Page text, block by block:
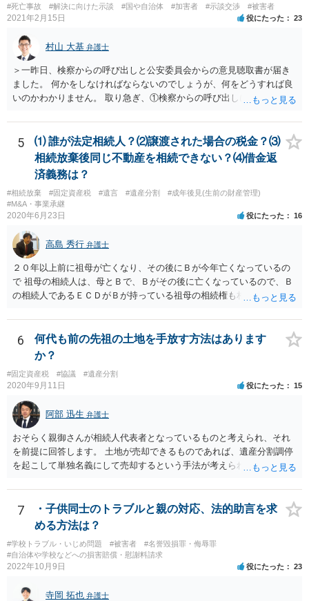
ルを遵守するドライバーになってほしいと期待しています。
#死亡事故 #解決に向けた示談 #国や自治体 #加害者 #示談交渉 #被害者
2021年2月15日 役にたった 23
村山 大基 弁護士
＞一昨日、検察からの呼び出しと公安委員会からの意見聴取書が届き
ました。 何かをしなければならないのでしょうが、何をどうすれば良
いのかわかりません。 取り急ぎ、①検察からの呼び出しにはきちんと
いいと思います。 ＞示談と刑事の両方を相談できる弁護士の先生をさ
がしております。 ネットでさがすとあまりの多さに戸惑っておりま
す。 どの方にお願いしても同じなのでしょうか。 話してみた感じや説
明など、いろいろ考慮して判断することになります。 書類が届いたば
かりで不安でしょうから、どこかしら相談に行ってみると良いと思い
ます。 複数の弁護士に相談されて決められるケースもありますし、は
じめに相談したところで依頼しなければならないわけではありませ
ん。
5
⑴ 誰が法定相続人？⑵譲渡された場合の税金？⑶
相続放棄後同じ不動産を相続できない？⑷借金返
済義務は？
#相続放棄 #固定資産税 #遺言 #遺産分割
#成年後見(生前の財産管理)
#M&A・事業承継
2020年6月23日 役にたった 16
高島 秀行 弁護士
２０年以上前に祖母が亡くなり、その後にＢが今年亡くなっているの
で 祖母の相続人は、母とＢで、Ｂがその後に亡くなっているので、Ｂ
の相続人であるＥＣＤがＢが持っている祖母の相続権も相続すること
Ｅも行う必要があります。 Ｂの配偶者であるＥは常にＢの相続人とな
ります。
6
何代も前の先祖の土地を手放す方法はあります
か？
#固定資産税 #協議 #遺産分割
2020年9月11日 役にたった 15
阿部 迅生 弁護士
おそらく親御さんが相続人代表者となっているものと考えられ、それ
を前提に回答します。 土地が売却できるものであれば、遺産分割調停
を起こして単独名義にして売却するという手法が考えられます。 相続
ではないです。問題は売却できる土地かどうかとどの程度で売却でき
るかになります。 売却できない又は売却できたとしてもわずかな金額
であるとなれば、共有持ち分の放棄ができるかの検討になりますが、
放棄できたとしても時間と費用はかかるので、固定資産税の金額と比
較して費用対効果があるかどうかという検討になります。
7
・子供同士のトラブルと親の対応、法的助言を求
める方法は？
#学校トラブル・いじめ問題 #被害者
#名誉毀損罪・侮辱罪
#自治体や学校などへの損害賠償・慰謝料請求
2022年10月9日 役にたった 23
寺岡 拓也 弁護士